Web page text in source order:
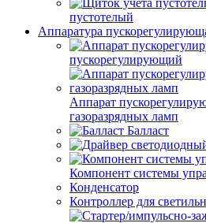
пустотелый
Аппаратура
пускорегулирующий
Аппарат
газоразрядных ламп
Балласт
Компонент системы
Конденсатор
Контроллер для